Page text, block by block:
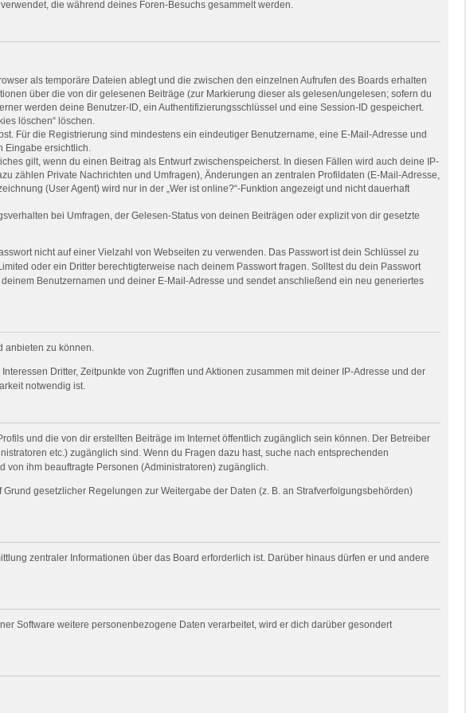
die während deines Foren-Besuchs gesammelt werden.
als temporäre Dateien ablegt und die zwischen den einzelnen Aufrufen des Boards erhalten
über die von dir gelesenen Beiträge (zur Markierung dieser als gelesen/ungelesen; sofern du
werden deine Benutzer-ID, ein Authentifizierungsschlüssel und eine Session-ID gespeichert.
löschen“ löschen.
Für die Registrierung sind mindestens ein eindeutiger Benutzername, eine E-Mail-Adresse und
Eingabe ersichtlich.
gilt, wenn du einen Beitrag als Entwurf zwischenspeicherst. In diesen Fällen wird auch deine IP-
zählen Private Nachrichten und Umfragen), Änderungen an zentralen Profildaten (E-Mail-Adresse,
(User Agent) wird nur in der „Wer ist online?“-Funktion angezeigt und nicht dauerhaft
bei Umfragen, der Gelesen-Status von deinen Beiträgen oder explizit von dir gesetzte
nicht auf einer Vielzahl von Webseiten zu verwenden. Das Passwort ist dein Schlüssel zu
oder ein Dritter berechtigterweise nach deinem Passwort fragen. Solltest du dein Passwort
Benutzernamen und deiner E-Mail-Adresse und sendet anschließend ein neu generiertes
zu können.
Dritter, Zeitpunkte von Zugriffen und Aktionen zusammen mit deiner IP-Adresse und der
notwendig ist.
und die von dir erstellten Beiträge im Internet öffentlich zugänglich sein können. Der Betreiber
etc.) zugänglich sind. Wenn du Fragen dazu hast, suche nach entsprechenden
ihm beauftragte Personen (Administratoren) zugänglich.
gesetzlicher Regelungen zur Weitergabe der Daten (z. B. an Strafverfolgungsbehörden)
zentraler Informationen über das Board erforderlich ist. Darüber hinaus dürfen er und andere
Software weitere personenbezogene Daten verarbeitet, wird er dich darüber gesondert